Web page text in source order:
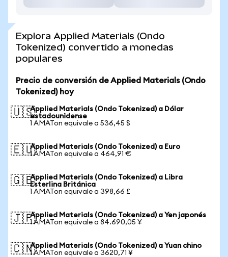
Explora Applied Materials (Ondo
Tokenized) convertido a monedas
populares
Precio de conversión de Applied Materials (Ondo
Tokenized) hoy
🇺🇸Applied Materials (Ondo Tokenized) a Dólar
estadounidense
1 AMATon equivale a 536,45 $
🇪🇺Applied Materials (Ondo Tokenized) a Euro
1 AMATon equivale a 464,91 €
🇬🇧Applied Materials (Ondo Tokenized) a Libra
Esterlina Británica
1 AMATon equivale a 398,66 £
🇯🇵Applied Materials (Ondo Tokenized) a Yen japonés
1 AMATon equivale a 84.690,05 ¥
🇨🇳Applied Materials (Ondo Tokenized) a Yuan chino
1 AMATon equivale a 3620,71 ¥